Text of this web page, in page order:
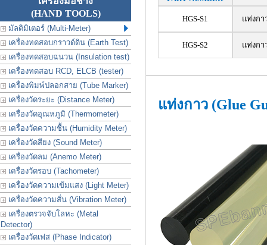
(HAND TOOLS)
มัลติมิเตอร์ (Multi-Meter)
เครื่องทดสอบกราวด์ดิน (Earth Test)
เครื่องทดสอบฉนวน (Insulation test)
เครื่องทดสอบ RCD, ELCB (tester)
เครื่องพิมพ์ปลอกสาย (Tube Marker)
เครื่องวัดระยะ (Distance Meter)
เครื่องวัดอุณหภูมิ (Thermometer)
เครื่องวัดความชื้น (Humidity Meter)
เครื่องวัดสียง (Sound Meter)
เครื่องวัดลม (Anemo Meter)
เครื่องวัดรอบ (Tachometer)
เครื่องวัดความเข้มแสง (Light Meter)
เครื่องวัดความสั่น (Vibration Meter)
เครื่องตรวจจับโลหะ (Metal
Detector)
เครื่องวัดเฟส (Phase Indicator)
HGS-S1 แท่งกา
HGS-S2 แท่งกา
แท่งกาว (Glue